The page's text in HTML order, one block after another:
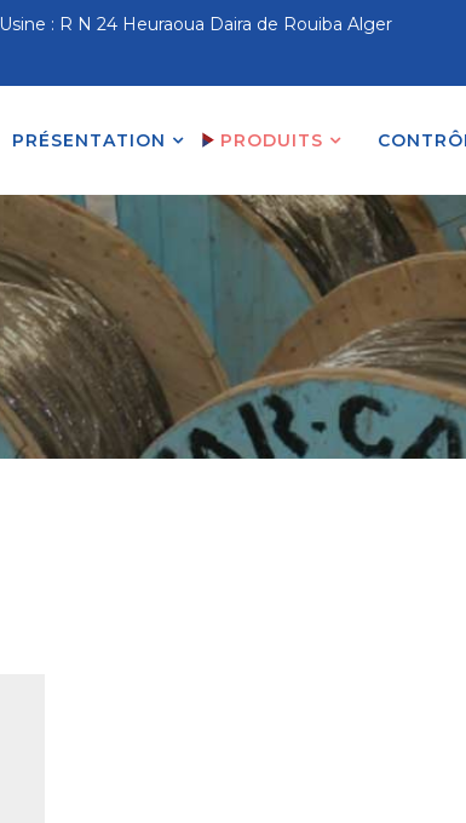
Usine : R N 24 Heuraoua Daira de Rouiba Alger
PRÉSENTATION PRODUITS